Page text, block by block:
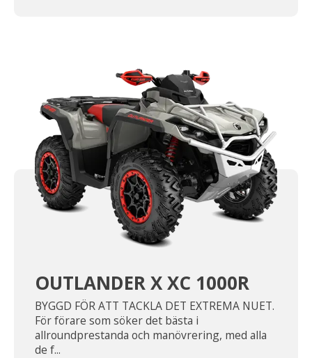
OUTLANDER X XC 1000R
BYGGD FÖR ATT TACKLA DET EXTREMA NUET.
För förare som söker det bästa i
allroundprestanda och manövrering, med alla
de f...